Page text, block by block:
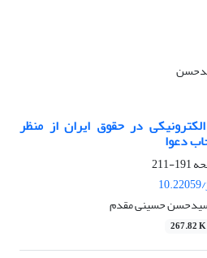
در حقوق ایران از منظر
دعوا
191-211
سیدحسن حسینی مقدم
267.82 K